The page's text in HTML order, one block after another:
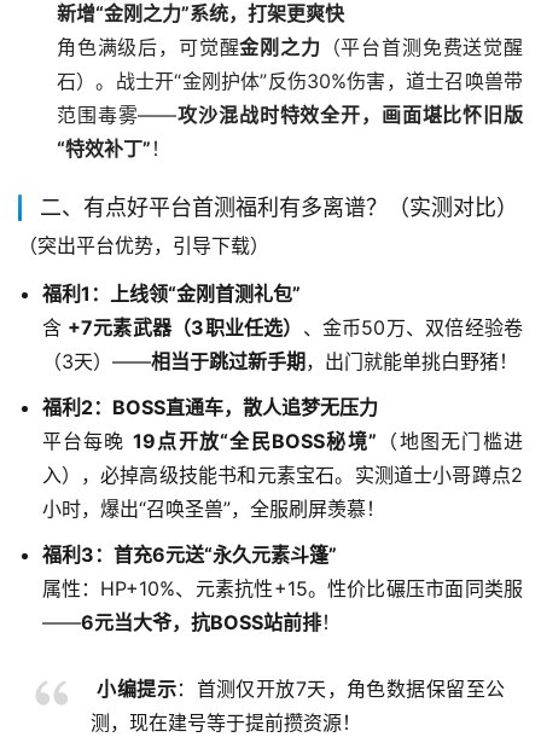
新增“金刚之力”系统，打架更爽快
角色满级后，可觉醒金刚之力 （平台首测免费送觉醒
石）。战士开“金刚护体”反伤30%伤害，道士召唤兽带
范围毒雾——攻沙混战时特效全开，画面堪比怀旧版
“特效补丁” ！
二、有点好平台首测福利有多离谱？（实测对比）
（突出平台优势，引导下载）
福利1：上线领“金刚首测礼包”
含 +7元素武器（3职业任选） 、金币50万、双倍经验卷
（3天）——相当于跳过新手期 ，出门就能单挑白野猪！
福利2：BOSS直通车，散人追梦无压力
平台每晚 19点开放“全民BOSS秘境” （地图无门槛进
入），必掉高级技能书和元素宝石。实测道士小哥蹲点2
小时，爆出“召唤圣兽”，全服刷屏羡慕！
福利3：首充6元送“永久元素斗篷”
属性：HP+10%、元素抗性+15。性价比碾压市面同类服
——6元当大爷，抗BOSS站前排！
小编提示：首测仅开放7天，角色数据保留至公
测，现在建号等于提前攒资源！